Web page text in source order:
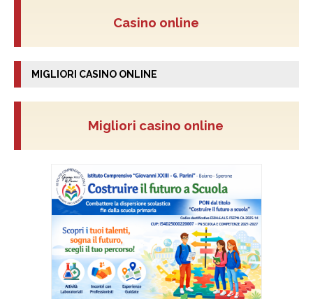
Casino online
MIGLIORI CASINO ONLINE
Migliori casino online